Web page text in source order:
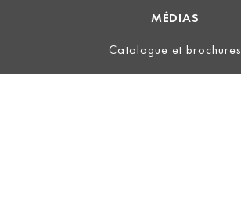
MÉDIAS
Catalogue et brochures